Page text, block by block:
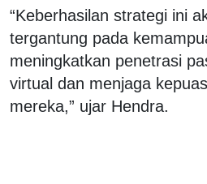
“Keberhasilan strategi ini
tergantung pada
meningkatkan penetrasi
virtual dan menjaga
mereka,” ujar Hendra.